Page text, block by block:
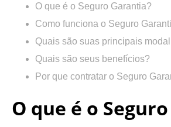
O que é o Seguro Garantia?
Como funciona o Seguro
Quais são suas principais
Quais são seus benefícios?
Por que contratar o Seguro
O que é o Seguro